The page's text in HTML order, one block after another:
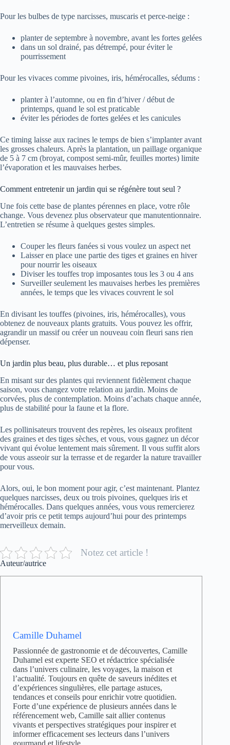
Pour les bulbes de type narcisses, muscaris et perce-neige :
planter de septembre à novembre, avant les fortes gelées
dans un sol drainé, pas détrempé, pour éviter le
pourrissement
Pour les vivaces comme pivoines, iris, hémérocalles, sédums :
planter à l’automne, ou en fin d’hiver / début de
printemps, quand le sol est praticable
éviter les périodes de fortes gelées et les canicules
Ce timing laisse aux racines le temps de bien s’implanter avant
les grosses chaleurs. Après la plantation, un paillage organique
de 5 à 7 cm (broyat, compost semi-mûr, feuilles mortes) limite
l’évaporation et les mauvaises herbes.
Comment entretenir un jardin qui se régénère tout seul ?
Une fois cette base de plantes pérennes en place, votre rôle
change. Vous devenez plus observateur que manutentionnaire.
L’entretien se résume à quelques gestes simples.
Couper les fleurs fanées si vous voulez un aspect net
Laisser en place une partie des tiges et graines en hiver
pour nourrir les oiseaux
Diviser les touffes trop imposantes tous les 3 ou 4 ans
Surveiller seulement les mauvaises herbes les premières
années, le temps que les vivaces couvrent le sol
En divisant les touffes (pivoines, iris, hémérocalles), vous
obtenez de nouveaux plants gratuits. Vous pouvez les offrir,
agrandir un massif ou créer un nouveau coin fleuri sans rien
dépenser.
Un jardin plus beau, plus durable… et plus reposant
En misant sur des plantes qui reviennent fidèlement chaque
saison, vous changez votre relation au jardin. Moins de
corvées, plus de contemplation. Moins d’achats chaque année,
plus de stabilité pour la faune et la flore.
Les pollinisateurs trouvent des repères, les oiseaux profitent
des graines et des tiges sèches, et vous, vous gagnez un décor
vivant qui évolue lentement mais sûrement. Il vous suffit alors
de vous asseoir sur la terrasse et de regarder la nature travailler
pour vous.
Alors, oui, le bon moment pour agir, c’est maintenant. Plantez
quelques narcisses, deux ou trois pivoines, quelques iris et
hémérocalles. Dans quelques années, vous vous remercierez
d’avoir pris ce petit temps aujourd’hui pour des printemps
merveilleux demain.
Notez cet article !
Auteur/autrice
Camille Duhamel
Passionnée de gastronomie et de découvertes, Camille
Duhamel est experte SEO et rédactrice spécialisée
dans l’univers culinaire, les voyages, la maison et
l’actualité. Toujours en quête de saveurs inédites et
d’expériences singulières, elle partage astuces,
tendances et conseils pour enrichir votre quotidien.
Forte d’une expérience de plusieurs années dans le
référencement web, Camille sait allier contenus
vivants et perspectives stratégiques pour inspirer et
informer efficacement ses lecteurs dans l’univers
gourmand et lifestyle.